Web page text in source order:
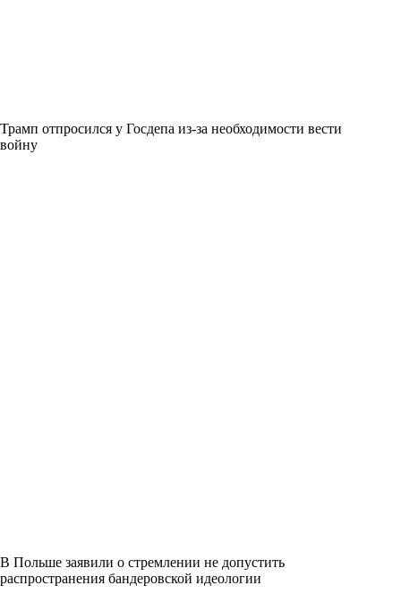
Трамп отпросился у Госдепа из-за необходимости вести
войну
В Польше заявили о стремлении не допустить
распространения бандеровской идеологии